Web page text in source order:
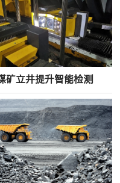
矿立井提升智能检测